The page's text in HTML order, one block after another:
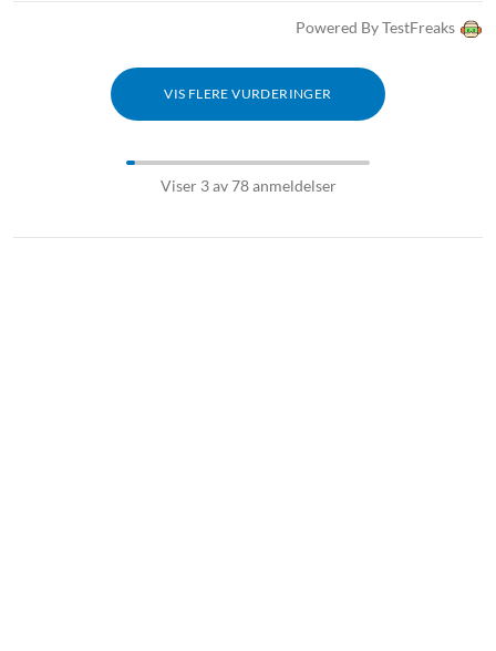
Powered By TestFreaks
VIS FLERE VURDERINGER
Viser 3 av 78 anmeldelser